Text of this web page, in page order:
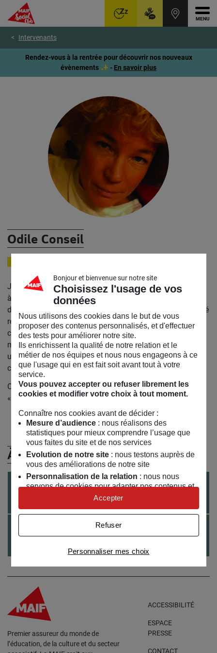
contenu
page
Intervenants
Rendez-vous à la rentrée pour découvrir nos nouveaux
évènements ✨ - En savoir plus
Odile Conseil
Journaliste, elle a travaillé pendant une vingtaine d’années
à l’hebdomadaireCourrier international
des rubriques économie, intelligences, France). Elle en a été
rédactrice en chef avant de le quitter il y a peu pour la
création d’un festival annuel de cinéma sur la mer et les
marins.Ciné Saléproposant des films récents mais aussi
une large sélection de films du patrimoine
cinématographique.
Odile Conseil est aussi l’une des complices de l’émission
«
des Papous dans la tête» sur France Culture
À (Re)Découvrir
Rencontre avec Alexandre Jardin
17/03/2017
CONFÉRENCE
Premier assureur du monde de
l’éducation, de la culture et du secteur
ACCESSIBILITÉ
ESPACE
PRESSE
CONTACT
Bonjour et bienvenue sur notre site
Choisissez l'usage de vos
données
Nous utilisons des cookies dans le but de vous
proposer des contenus personnalisés, et d'effectuer
des tests pour améliorer notre site.
Ils enrichissent la qualité de notre relation et le
métier de nos équipes et nous nous engageons à ce
que l'usage qui en est fait soit avant tout à votre
service.
Vous pouvez accepter ou refuser librement les
cookies et modifier votre choix à tout moment.
Connaître nos cookies avant de décider :
Mesure d’audience: nous réalisons des
statistiques pour mieux comprendre l’usage que
vous faites du site et de nos services
Evolution de notre site: nous testons auprès de
vous des améliorations de notre site
Personnalisation de la relation : nous nous
servons de cookies pour adapter nos contenus et
personnaliser nos offres
Univers publicitaire: nous utilisons avec nos
publicités personnalisées
Personnaliser mes choix
Refuser
Accepter